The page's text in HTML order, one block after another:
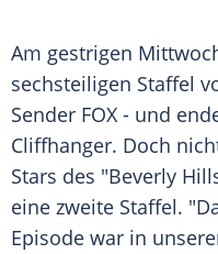
Am gestrigen
sechsteiligen Staffel
Sender FOX - und
Cliffhanger. Doch
Stars des "Beverly
eine zweite Staffel.
Episode war in